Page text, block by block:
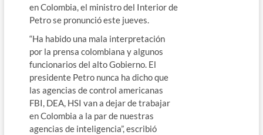
en Colombia, el ministro del Interior de
Petro se pronunció este jueves.
“Ha habido una mala interpretación
por la prensa colombiana y algunos
funcionarios del alto Gobierno. El
presidente Petro nunca ha dicho que
las agencias de control americanas
FBI, DEA, HSI van a dejar de trabajar
en Colombia a la par de nuestras
agencias de inteligencia”, escribió